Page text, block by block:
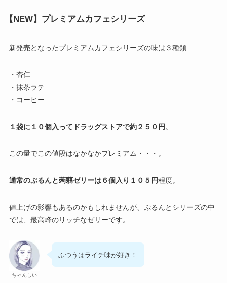
【NEW】プレミアムカフェシリーズ
新発売となったプレミアムカフェシリーズの味は３種類
・杏仁
・抹茶ラテ
・コーヒー
１袋に１０個入ってドラッグストアで約２５０円。
この量でこの値段はなかなかプレミアム・・・。
通常のぷるんと蒟蒻ゼリーは６個入り１０５円程度。
値上げの影響もあるのかもしれませんが、ぷるんとシリーズの中
では、最高峰のリッチなゼリーです。
ちゃんしい
ふつうはライチ味が好き！